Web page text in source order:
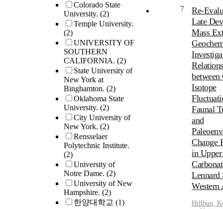
Colorado State
University. (2)
Temple University.
(2)
UNIVERSITY OF
SOUTHERN
CALIFORNIA. (2)
State University of
New York at
Binghamton. (2)
Oklahoma State
University. (2)
City University of
New York. (2)
Rensselaer
Polytechnic Institute.
(2)
University of
Notre Dame. (2)
University of New
Hampshire. (2)
한양대학교 (1)
observed
had a
with the 48Ca-43Ca
double-
to the
double-
employed
reservoir-
to
double-
48Ca-
42Ca,
43Ca-
errors.
modeled
existence
mass
the
the
and often
results. This dissertation
integrates
extensive
metadata
Analysis
including
cluster-
between
signature-
taxonomic
their
1980s.
mussel
expanding
profundal
Lakes
and
dense
offshore
nutrient
there are
water
impacts on
7
Re-
Late
Mass
between
Isotope
Faunal
and
Change
in
Lennard
Western
Hillbun,